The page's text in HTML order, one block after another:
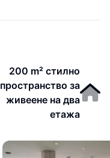
200 m² стилно
пространство за
живеене на два
етажа